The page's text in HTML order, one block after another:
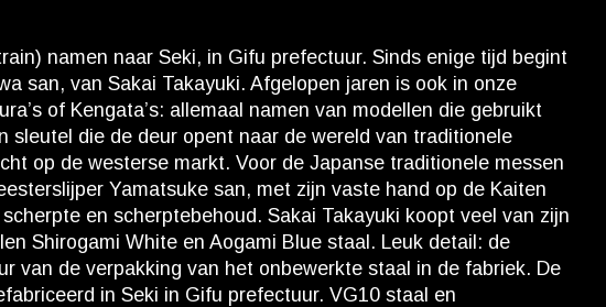
namen naar Seki, in Gifu prefectuur. Sinds enige tijd begint
san, van Sakai Takayuki. Afgelopen jaren is ook in onze
of Kengata’s: allemaal namen van modellen die gebruikt
sleutel die de deur opent naar de wereld van traditionele
op de westerse markt. Voor de Japanse traditionele messen
Yamatsuke san, met zijn vaste hand op de Kaiten
en scherptebehoud. Sakai Takayuki koopt veel van zijn
Shirogami White en Aogami Blue staal. Leuk detail: de
van de verpakking van het onbewerkte staal in de fabriek. De
in Seki in Gifu prefectuur. VG10 staal en